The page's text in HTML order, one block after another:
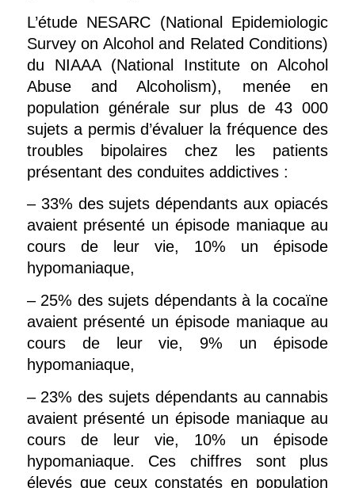
L’étude NESARC (National Epidemiologic
Survey on Alcohol and Related Conditions)
du NIAAA (National Institute on Alcohol
Abuse and Alcoholism), menée en
population générale sur plus de 43 000
sujets a permis d’évaluer la fréquence des
troubles bipolaires chez les patients
présentant des conduites addictives :
– 33% des sujets dépendants aux opiacés
avaient présenté un épisode maniaque au
cours de leur vie, 10% un épisode
hypomaniaque,
– 25% des sujets dépendants à la cocaïne
avaient présenté un épisode maniaque au
cours de leur vie, 9% un épisode
hypomaniaque,
– 23% des sujets dépendants au cannabis
avaient présenté un épisode maniaque au
cours de leur vie, 10% un épisode
hypomaniaque. Ces chiffres sont plus
élevés que ceux constatés en population